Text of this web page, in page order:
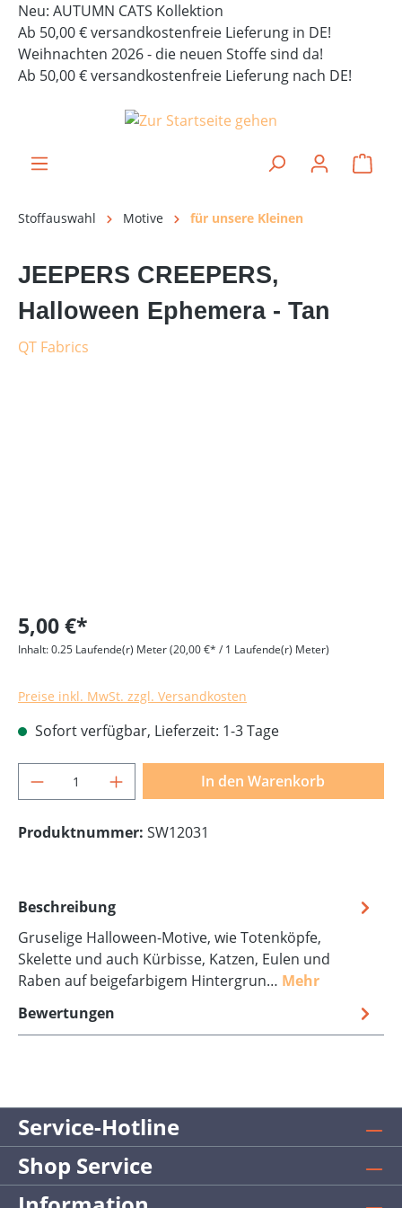
springen
Neu: AUTUMN CATS Kollektion
Ab 50,00 € versandkostenfreie Lieferung in DE!
Weihnachten 2026 - die neuen Stoffe sind da!
Ab 50,00 € versandkostenfreie Lieferung nach DE!
Stoffauswahl Motive für unsere Kleinen
JEEPERS CREEPERS,
Halloween Ephemera - Tan
QT Fabrics
5,00 €*
Inhalt:0.25 Laufende(r) Meter(20,00 €* / 1 Laufende(r) Meter)
Preise inkl. MwSt. zzgl. Versandkosten
Sofort verfügbar, Lieferzeit: 1-3 Tage
Produkt Anzahl: Gib den gewünschten
In den Warenkorb
Produktnummer: SW12031
Beschreibung
Gruselige Halloween-Motive, wie Totenköpfe,
Skelette und auch Kürbisse, Katzen, Eulen und
Raben auf beigefarbigem Hintergrun… Mehr
Bewertungen
Service-Hotline
Shop Service